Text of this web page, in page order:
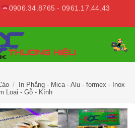
0906.34.8765 - 0961.17.44.43
/
In Phẳng - Mica - Alu - formex - Inox
Loại - Gỗ - Kính